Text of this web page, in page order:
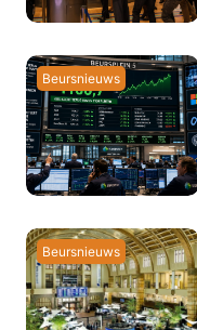
Beursnieuws
Beursnieuws